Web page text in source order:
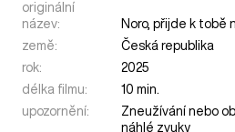
originální
název:
Noro, přijde k tobě
země:
Česká republika
rok:
2025
délka filmu:
10 min.
upozornění:
Zneužívání nebo
náhlé zvuky